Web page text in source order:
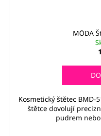
MŌDA
Kosmetický štětec BMD-
štětce dovolují
pudrem